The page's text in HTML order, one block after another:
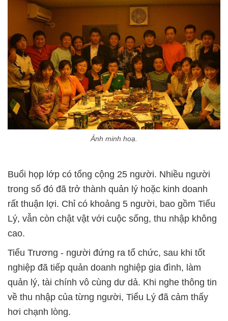
Ảnh minh hoạ.
Buổi họp lớp có tổng cộng 25 người. Nhiều người
trong số đó đã trở thành quản lý hoặc kinh doanh
rất thuận lợi. Chỉ có khoảng 5 người, bao gồm Tiểu
Lý, vẫn còn chật vật với cuộc sống, thu nhập không
cao.
Tiểu Trương - người đứng ra tổ chức, sau khi tốt
nghiệp đã tiếp quản doanh nghiệp gia đình, làm
quản lý, tài chính vô cùng dư dả. Khi nghe thông tin
về thu nhập của từng người, Tiểu Lý đã cảm thấy
hơi chạnh lòng.